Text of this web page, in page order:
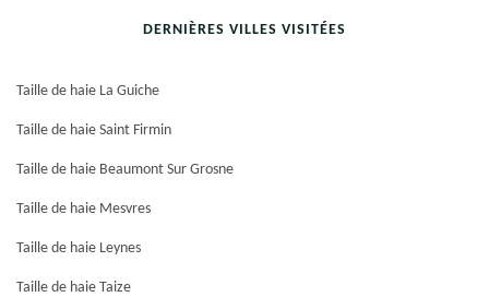
DERNIÈRES VILLES VISITÉES
Taille de haie La Guiche
Taille de haie Saint Firmin
Taille de haie Beaumont Sur Grosne
Taille de haie Mesvres
Taille de haie Leynes
Taille de haie Taize